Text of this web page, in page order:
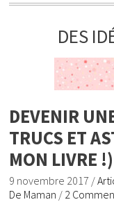
DES
DEVENIR
TRUCS ET
MON LIVRE !)
9 novembre 2017 /
De Maman / 2